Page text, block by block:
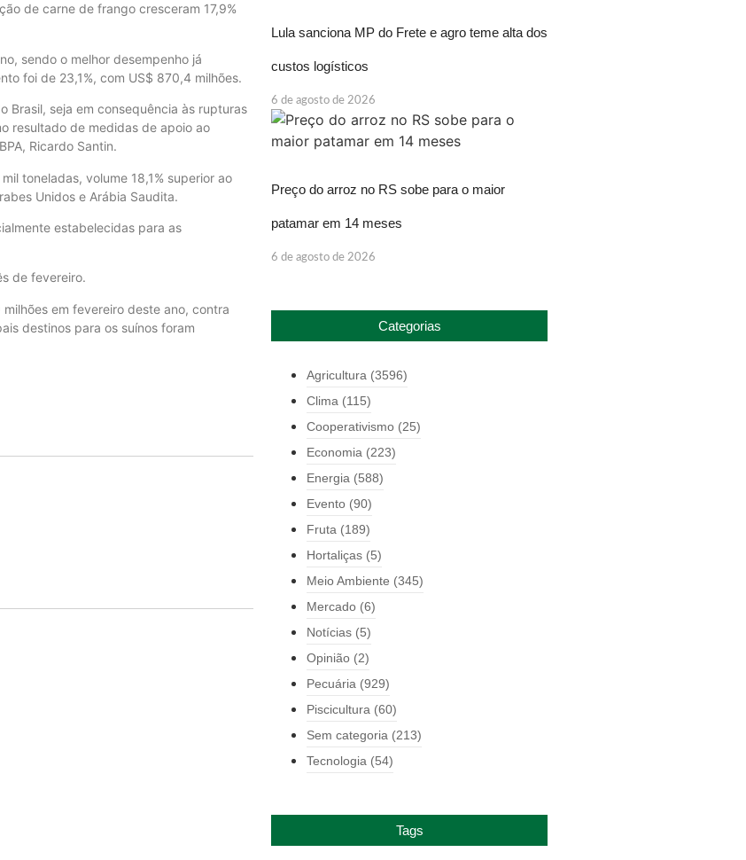
de carne de frango cresceram 17,9%
sendo o melhor desempenho já
foi de 23,1%, com US$ 870,4 milhões.
Brasil, seja em consequência às rupturas
resultado de medidas de apoio ao
Ricardo Santin.
toneladas, volume 18,1% superior ao
Unidos e Arábia Saudita.
estabelecidas para as
de fevereiro.
em fevereiro deste ano, contra
destinos para os suínos foram
Lula sanciona MP do Frete e agro teme alta dos
custos logísticos
6 de agosto de 2026
Preço do arroz no RS sobe para o maior
patamar em 14 meses
6 de agosto de 2026
Categorias
Agricultura (3596)
Clima (115)
Cooperativismo (25)
Economia (223)
Energia (588)
Evento (90)
Fruta (189)
Hortaliças (5)
Meio Ambiente (345)
Mercado (6)
Notícias (5)
Opinião (2)
Pecuária (929)
Piscicultura (60)
Sem categoria (213)
Tecnologia (54)
Tags